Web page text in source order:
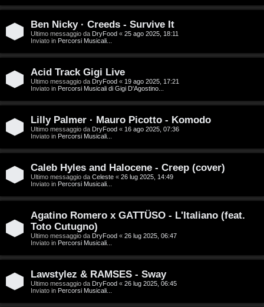
C
e
r
c
a
F
A
Q
Ben Nicky · Creeds - Survive It
Ultimo messaggio da DryFood « 25 ago 2025, 18:11
Inviato in Percorsi Musicali...
Acid Track Gigi Live
Ultimo messaggio da DryFood « 19 ago 2025, 17:21
Inviato in Percorsi Musicali di Gigi D'Agostino...
Lilly Palmer · Mauro Picotto - Komodo
Ultimo messaggio da DryFood « 16 ago 2025, 07:36
Inviato in Percorsi Musicali...
Caleb Hyles and Halocene - Creep (cover)
Ultimo messaggio da Celeste « 26 lug 2025, 14:49
Inviato in Percorsi Musicali...
Agatino Romero x GATTÜSO - L'Italiano (feat.
Toto Cutugno)
Ultimo messaggio da DryFood « 26 lug 2025, 06:47
Inviato in Percorsi Musicali...
Lawstylez & RAMSES - Sway
Ultimo messaggio da DryFood « 26 lug 2025, 06:45
Inviato in Percorsi Musicali...
D
/
V
i
n
i
l
i
/
D
g
i
t
a